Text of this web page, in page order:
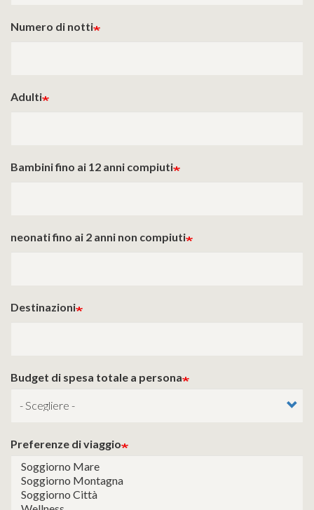
Numero di notti
Adulti
Bambini fino ai 12 anni compiuti
neonati fino ai 2 anni non compiuti
Destinazioni
Budget di spesa totale a persona
Preferenze di viaggio